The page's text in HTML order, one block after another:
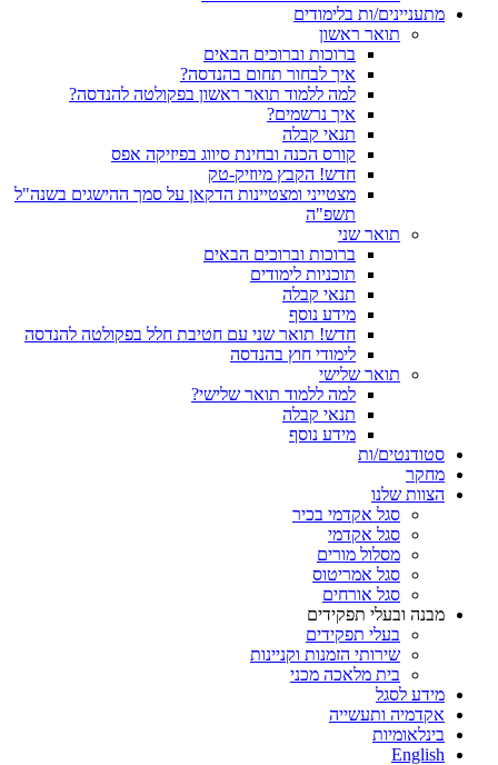
מתעניינים/ות בלימודים
תואר ראשון
ברוכות וברוכים הבאים
איך לבחור תחום בהנדסה?
למה ללמוד תואר ראשון בפקולטה להנדסה?
איך נרשמים?
תנאי קבלה
קורס הכנה ובחינת סיווג בפיזיקה אפס
חדש! הקבץ מיוזיק-טק
מצטייני ומצטיינות הדקאן על סמך ההישגים בשנה"ל
תשפ"ה
תואר שני
ברוכות וברוכים הבאים
תוכניות לימודים
תנאי קבלה
מידע נוסף
חדש! תואר שני עם חטיבת חלל בפקולטה להנדסה
לימודי חוץ בהנדסה
תואר שלישי
למה ללמוד תואר שלישי?
תנאי קבלה
מידע נוסף
סטודנטים/ות
מחקר
הצוות שלנו
סגל אקדמי בכיר
סגל אקדמי
מסלול מורים
סגל אמריטוס
סגל אורחים
מבנה ובעלי תפקידים
בעלי תפקידים
שירותי הזמנות וקניינות
בית מלאכה מכני
מידע לסגל
אקדמיה ותעשייה
בינלאומיות
English